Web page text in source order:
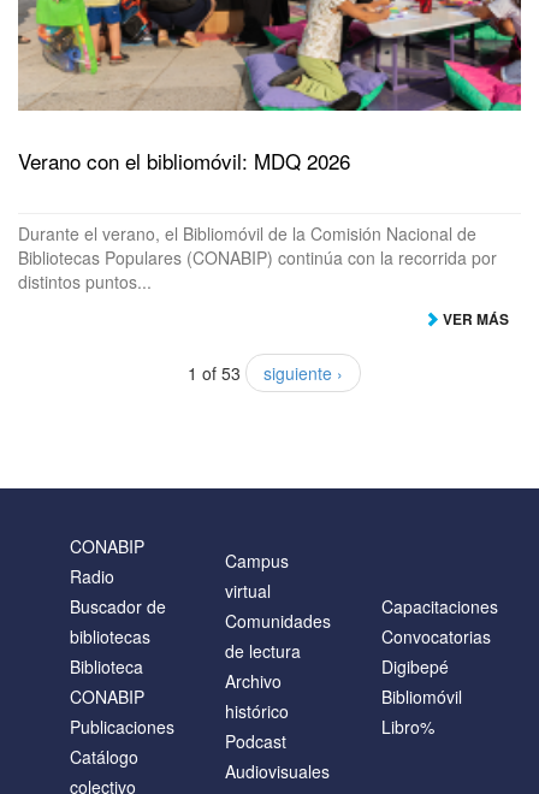
Verano con el bibliomóvil: MDQ 2026
Durante el verano, el Bibliomóvil de la Comisión Nacional de
Bibliotecas Populares (CONABIP) continúa con la recorrida por
distintos puntos...
VER MÁS
1 of 53 siguiente ›
CONABIP
Radio
Buscador de
bibliotecas
Biblioteca
CONABIP
Publicaciones
Catálogo
colectivo
Campus
virtual
Comunidades
de lectura
Archivo
histórico
Podcast
Audiovisuales
Capacitaciones
Convocatorias
Digibepé
Bibliomóvil
Libro%